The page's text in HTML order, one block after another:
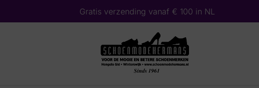
Gratis verzending vanaf € 100 in NL